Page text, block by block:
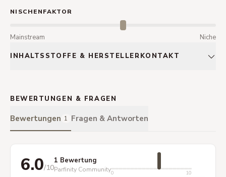
NISCHENFAKTOR
Mainstream Niche
INHALTSSTOFFE & HERSTELLERKONTAKT
BEWERTUNGEN & FRAGEN
Bewertungen 1 Fragen & Antworten
6.0/10
1 Bewertung
Parfinity Community0 10